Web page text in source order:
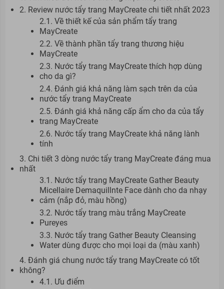
2. Review nước tẩy trang MayCreate chi tiết nhất 2023
2.1. Về thiết kế của sản phẩm tẩy trang
MayCreate
2.2. Về thành phần tẩy trang thương hiệu
MayCreate
2.3. Nước tẩy trang MayCreate thích hợp dùng
cho da gì?
2.4. Đánh giá khả năng làm sạch trên da của
nước tẩy trang MayCreate
2.5. Đánh giá khả năng cấp ẩm cho da của tẩy
trang MayCreate
2.6. Nước tẩy trang MayCreate khả năng lành
tính
3. Chi tiết 3 dòng nước tẩy trang MayCreate đáng mua
nhất
3.1. Nước tẩy trang MayCreate Gather Beauty
Micellaire Demaquillnte Face dành cho da nhạy
cảm (nắp đỏ, màu hồng)
3.2. Nước tẩy trang màu trắng MayCreate
Pureyes
3.3. Nước tẩy trang Gather Beauty Cleansing
Water dùng được cho mọi loại da (màu xanh)
4. Đánh giá chung nước tẩy trang MayCreate có tốt
không?
4.1. Ưu điểm